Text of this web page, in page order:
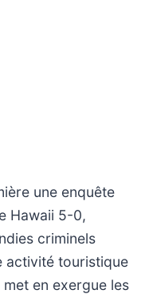
une enquête
Hawaii 5-0,
criminels
activité touristique
en exergue les